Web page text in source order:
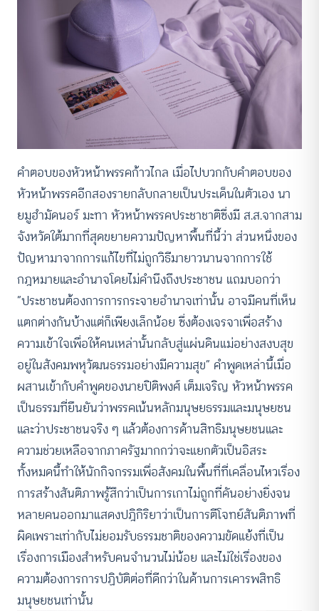
คำตอบของหัวหน้าพรรคก้าวไกล เมื่อไปบวกกับคำตอบของ
หัวหน้าพรรคอีกสองรายกลับกลายเป็นประเด็นในตัวเอง นา
ยมูฮำมัดนอร์ มะทา หัวหน้าพรรคประชาชาติซึ่งมี ส.ส.จากสาม
จังหวัดใต้มากที่สุดขยายความปัญหาพื้นที่นี้ว่า ส่วนหนึ่งของ
ปัญหามาจากการแก้ไขที่ไม่ถูกวิธีมายาวนานจากการใช้
กฎหมายและอำนาจโดยไม่คำนึงถึงประชาชน แถมบอกว่า
“ประชาชนต้องการการกระจายอำนาจเท่านั้น อาจมีคนที่เห็น
แตกต่างกันบ้างแต่ก็เพียงเล็กน้อย ซึ่งต้องเจรจาเพื่อสร้าง
ความเข้าใจเพื่อให้คนเหล่านั้นกลับสู่แผ่นดินแม่อย่างสงบสุข
อยู่ในสังคมพหุวัฒนธรรมอย่างมีความสุข” คำพูดเหล่านี้เมื่อ
ผสานเข้ากับคำพูดของนายปิติพงศ์ เต็มเจริญ หัวหน้าพรรค
เป็นธรรมที่ยืนยันว่าพรรคเน้นหลักมนุษยธรรมและมนุษยชน
และว่าประชาชนจริง ๆ แล้วต้องการด้านสิทธิมนุษยชนและ
ความช่วยเหลือจากภาครัฐมากกว่าจะแยกตัวเป็นอิสระ
ทั้งหมดนี้ทำให้นักกิจกรรมเพื่อสังคมในพื้นที่ที่เคลื่อนไหวเรื่อง
การสร้างสันติภาพรู้สึกว่าเป็นการเกาไม่ถูกที่คันอย่างยิ่งจน
หลายคนออกมาแสดงปฎิกิริยาว่าเป็นการตีโจทย์สันติภาพที่
ผิดเพราะเท่ากับไม่ยอมรับธรรมชาติของความขัดแย้งที่เป็น
เรื่องการเมืองสำหรับคนจำนวนไม่น้อย และไม่ใช่เรื่องของ
ความต้องการการปฏิบัติต่อที่ดีกว่าในด้านการเคารพสิทธิ
มนุษยชนเท่านั้น